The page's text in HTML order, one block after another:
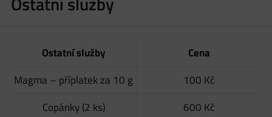
Ostatní služby
Cena
Magma – příplatek za 10 g
100 Kč
Copánky (2 ks)
600 Kč